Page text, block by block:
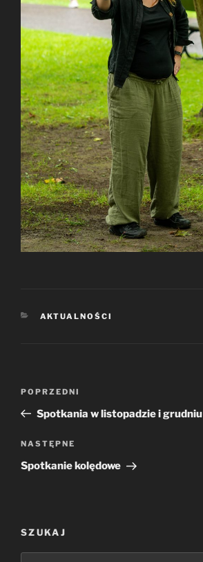
KATEGORIE
AKTUALNOŚCI
Poprzedni
wpis
POPRZEDNI
Spotkania w listopadzie i grudniu
Następny
wpis
NASTĘPNE
Spotkanie kolędowe
SZUKAJ